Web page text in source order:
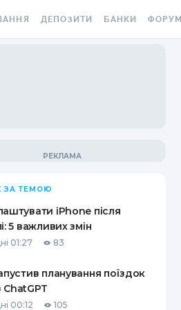
ВІНЬЄТКА
ВІД
ВИПАДКІВ
ДЕПОЗИТИ
ПИТАННЯ ТА ВІДПОВІДІ
ДЕПОЗИТНИЙ КАЛЬКУЛЯТОР
ПУТІВНИКИ ПО
БАНКИ ФОРУМ
ЗА ТЕМОЮ
iPhone після
5 важливих змін
01:27 83
планування поїздок
ChatGPT
00:12 105